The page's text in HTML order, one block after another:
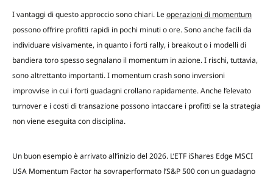
I vantaggi di questo approccio sono chiari. Leoperazioni di momentum
possono offrire profitti rapidi in pochi minuti o ore. Sono anche facili da
individuare visivamente, in quanto i forti rally, i breakout o i modelli di
bandiera toro spesso segnalano il momentum in azione. I rischi, tuttavia,
sono altrettanto importanti. I momentum crash sono inversioni
improvvise in cui i forti guadagni crollano rapidamente. Anche l’elevato
turnover e i costi di transazione possono intaccare i profitti se la strategia
non viene eseguita con disciplina.
Un buon esempio è arrivato all’inizio del 2026. L’ETF iShares Edge MSCI
USA Momentum Factor ha sovraperformato l’S&P 500 con un guadagno